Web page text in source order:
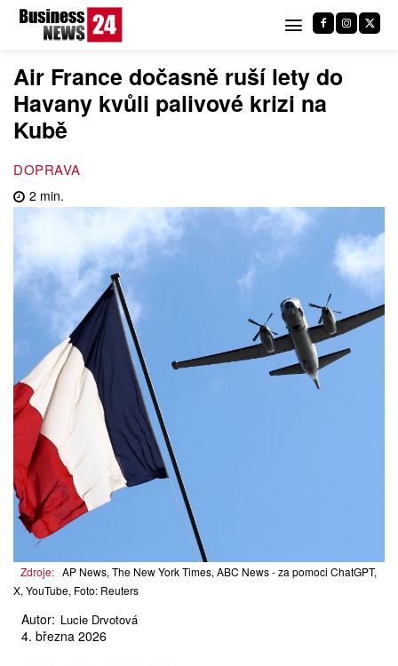
Air France dočasně ruší lety do
Havany kvůli palivové krizi na
Kubě
DOPRAVA
2 min.
Zdroje: AP News, The New York Times, ABC News - za pomoci ChatGPT,
X, YouTube, Foto: Reuters
Autor: Lucie Drvotová
4. března 2026